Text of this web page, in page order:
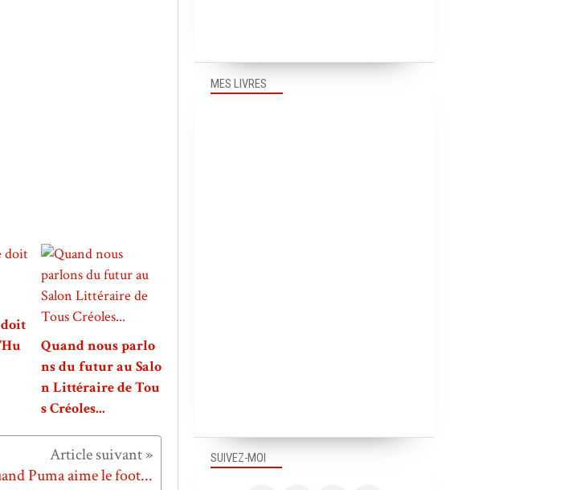
doit
Quand nous parlo
ns du futur au Salo
n Littéraire de Tou
s Créoles...
Puma aime le foot...
SUIVEZ-MOI
MES LIVRES